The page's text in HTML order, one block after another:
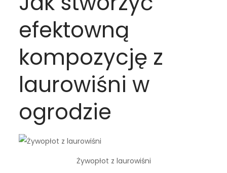
efektowną
kompozycję z
laurowiśni w
ogrodzie
Żywopłot z laurowiśni